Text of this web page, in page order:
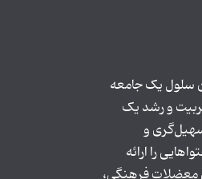
سلول یک جامعه
و رشد یک
و
را ارائه